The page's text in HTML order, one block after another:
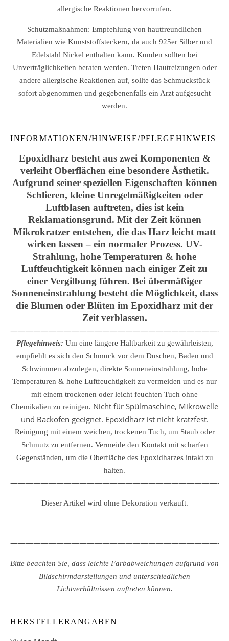
allergische Reaktionen hervorrufen.
Schutzmaßnahmen: Empfehlung von hautfreundlichen
Materialien wie Kunststoffsteckern, da auch 925er Silber und
Edelstahl Nickel enthalten kann. Kunden sollten bei
Unverträglichkeiten beraten werden. Treten Hautreizungen oder
andere allergische Reaktionen auf, sollte das Schmuckstück
sofort abgenommen und gegebenenfalls ein Arzt aufgesucht
werden.
INFORMATIONEN/HINWEISE/PFLEGEHINWEIS
Epoxidharz besteht aus zwei Komponenten &
verleiht Oberflächen eine besondere Ästhetik.
Aufgrund seiner speziellen Eigenschaften können
Schlieren, kleine Unregelmäßigkeiten oder
Luftblasen auftreten, dies ist kein
Reklamationsgrund. Mit der Zeit können
Mikrokratzer entstehen, die das Harz leicht matt
wirken lassen – ein normaler Prozess. UV-
Strahlung, hohe Temperaturen & hohe
Luftfeuchtigkeit können nach einiger Zeit zu
einer Vergilbung führen. Bei übermäßiger
Sonneneinstrahlung besteht die Möglichkeit, dass
die Blumen oder Blüten im Epoxidharz mit der
Zeit verblassen.
Pflegehinweis: Um eine längere Haltbarkeit zu gewährleisten,
empfiehlt es sich den Schmuck vor dem Duschen, Baden und
Schwimmen abzulegen, direkte Sonneneinstrahlung, hohe
Temperaturen & hohe Luftfeuchtigkeit zu vermeiden und es nur
mit einem trockenen oder leicht feuchten Tuch ohne
Chemikalien zu reinigen. Nicht für Spülmaschine, Mikrowelle
und Backofen geeignet. Epoxidharz ist nicht kratzfest.
Reinigung mit einem weichen, trockenen Tuch, um Staub oder
Schmutz zu entfernen. Vermeide den Kontakt mit scharfen
Gegenständen, um die Oberfläche des Epoxidharzes intakt zu
halten.
Dieser Artikel wird ohne Dekoration verkauft.
Bitte beachten Sie, dass leichte Farbabweichungen aufgrund von
Bildschirmdarstellungen und unterschiedlichen
Lichtverhältnissen auftreten können.
HERSTELLERANGABEN